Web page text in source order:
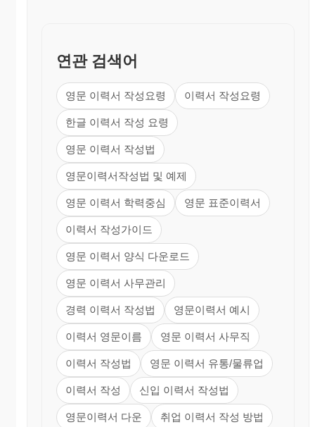
최근 경력부터 과거로 거슬러가며 근무시간, 회
사명, 직위(Job title),
직무내용(Duties)을 적는다. 이 중에서 업무내용
이 가장 중요하며,
상관이 없는 경력은 간략하게, 상관이 있는 내용
은 구체적으로 제시한다.
5. SCHOOL ACTIVITIES (각종 활동경력) : 최근 기
업의 채용방식이 바뀌면서 중요시 되 는 항목이
다. 재학시설의 동아리 활동,농활 등의 내용을 구체
적으
로 기재하여 조직력.협동심.지도력을 표현한다.
6. MILITARY SERVICE (병역관계) : 현역과 방위
소집 복무자의 경우에는 그에 해당되는 제대날
짜를 밝혀주면 자연히 구분이 되고, 병역 또는 방위
소집 면 제자의 경우 에는 `Exempted from
military Service.'라고 쓴다.
7. SPECIAL ACQUIREMENT (자격) : 공인된 자격
증은 주관처를 밝혀 적고, 학 원 등에서 익
힌 기술인 경우에는 구체적으로 하되, 단순한 제시보
연관 검색어
영문 이력서 작성요령 이력서 작성요령
한글 이력서 작성 요령
영문 이력서 작성법
영문이력서작성법 및 예제
영문 이력서 학력중심 영문 표준이력서
이력서 작성가이드
영문 이력서 양식 다운로드
영문 이력서 사무관리
경력 이력서 작성법 영문이력서 예시
이력서 영문이름 영문 이력서 사무직
이력서 작성법 영문 이력서 유통/물류업
이력서 작성 신입 이력서 작성법
영문이력서 다운 취업 이력서 작성 방법